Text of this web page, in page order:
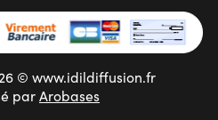
© www.idildiffusion.fr
parArobases